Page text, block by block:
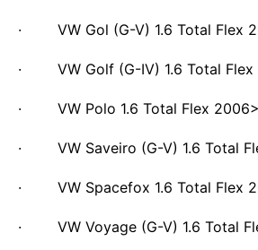
· VW Gol (G-V) 1.6 Total Flex
· VW Golf (G-IV) 1.6 Total Flex
· VW Polo 1.6 Total Flex
· VW Saveiro (G-V) 1.6 Total
· VW Spacefox 1.6 Total Flex
· VW Voyage (G-V) 1.6 Total